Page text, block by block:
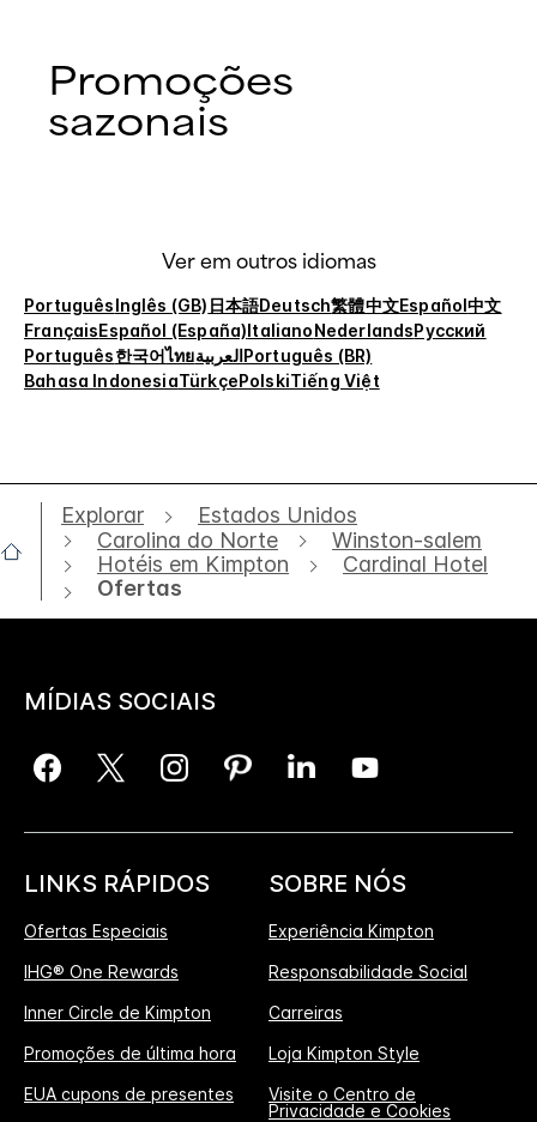
Promoções
sazonais
Ver em outros idiomas
PortuguêsInglês (GB) 日本語Deutsch繁體中文Español中文
FrançaisEspañol (España)ItalianoNederlandsРусский
Português한국어ไทยالعربيةPortuguês (BR)
Bahasa IndonesiaTürkçePolskiTiếng Việt
Explorar
Estados Unidos
Carolina do Norte
Winston-salem
Hotéis em Kimpton
Cardinal Hotel
Ofertas
MÍDIAS SOCIAIS
LINKS RÁPIDOS
Ofertas Especiais
IHG® One Rewards
Inner Circle de Kimpton
Promoções de última hora
EUA cupons de presentes
SOBRE NÓS
Experiência Kimpton
Responsabilidade Social
Carreiras
Loja Kimpton Style
Visite o Centro de
Privacidade e Cookies